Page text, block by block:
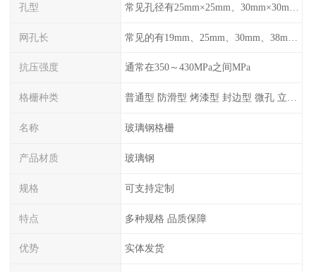
孔型
网孔长
抗压强度 通常在350～430MPa之间MPa
格栅种类 普通型 防滑型 ‌烤漆型 封边型 ‌微孔 立体 加砂覆面型 平面型
名称 玻璃钢格栅
产品材质 玻璃钢
规格 可支持定制
特点 多种规格 品质保障
优势 实体发货